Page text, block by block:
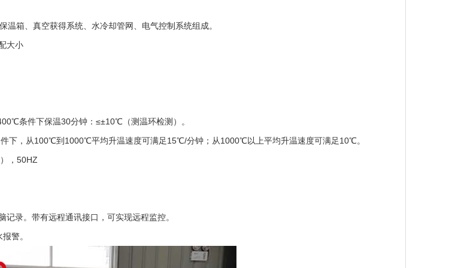
温箱、真空获得系统、水冷却管网、电气控制系统组成。
大小
条件下保温30分钟：≤±10℃（测温环检测）。
下，从100℃到1000℃平均升温速度可满足15℃/分钟；从1000℃以上平均升温速度可满足10℃。
，50HZ
记录。带有远程通讯接口，可实现远程监控。
警。